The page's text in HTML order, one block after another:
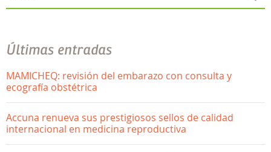
Últimas entradas
MAMICHEQ: revisión del embarazo con consulta y
ecografía obstétrica
Accuna renueva sus prestigiosos sellos de calidad
internacional en medicina reproductiva